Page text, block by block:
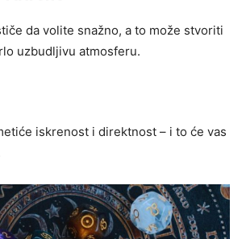
da volite snažno, a to može stvoriti
uzbudljivu atmosferu.
iskrenost i direktnost – i to će vas